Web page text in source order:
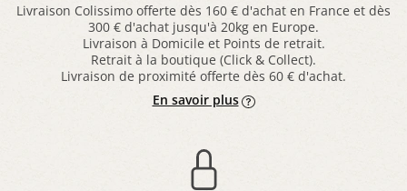
Livraison Colissimo offerte dès 160 € d'achat en France et dès
300 € d'achat jusqu'à 20kg en Europe.
Livraison à Domicile et Points de retrait.
Retrait à la boutique (Click & Collect).
Livraison de proximité offerte dès 60 € d'achat.
En savoir plus